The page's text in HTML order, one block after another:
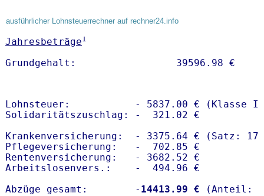
ausführlicher Lohnsteuerrechner auf rechner24.info
Jahresbeträge1
Lohnsteuer:           - 5837.00 € (Klasse I)
Solidaritätszuschlag: -  321.02 €
Krankenversicherung:  - 3375.64 € (Satz:
Pflegeversicherung:   -  702.85 €
Rentenversicherung:   - 3682.52 €
Arbeitslosenvers.:    -  494.96 €
Abzüge gesamt:        - 14413.99 €